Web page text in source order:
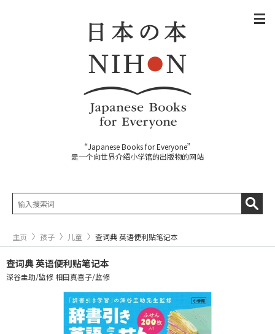
“Japanese Books for Everyone”
是一个向世界介绍小学馆的出版物的网站
主页 孩子 儿童 查词典 英语便利贴笔记本
查词典 英语便利贴笔记本
深谷圭助/监修 相田真喜子/监修